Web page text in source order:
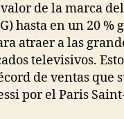
de la marca
hasta en un 20 %
atraer a las
televisivos.
de ventas que
por el Paris